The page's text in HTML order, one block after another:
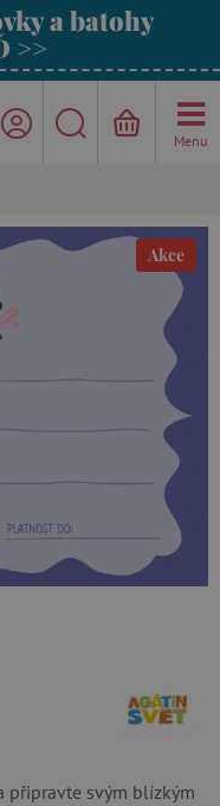
a batohy
>>
Menu
Akce
svým blízkým